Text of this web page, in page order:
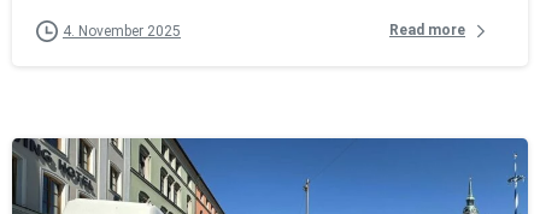
4. November 2025 Read more